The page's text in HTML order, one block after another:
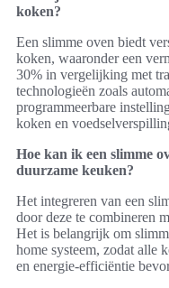
koken?
Een slimme oven biedt
koken, waaronder een
30% in vergelijking met
technologieën zoals
programmeerbare
koken en
Hoe kan ik een slimme
duurzame keuken?
Het integreren van een
door deze te combineren
Het is belangrijk om
home systeem, zodat alle
en energie-efficiëntie